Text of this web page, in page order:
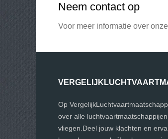
Neem contact op
Voor meer informatie over
Op
over alle
vliegen.Deel jouw klachten en